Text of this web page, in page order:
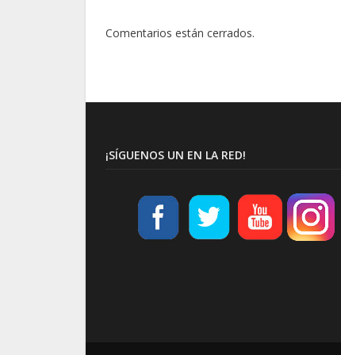
Comentarios están cerrados.
¡SÍGUENOS UN EN LA RED!